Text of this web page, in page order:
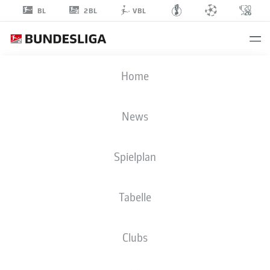
BL 2BL VBL
Home
News
Spielplan
Tabelle
Clubs